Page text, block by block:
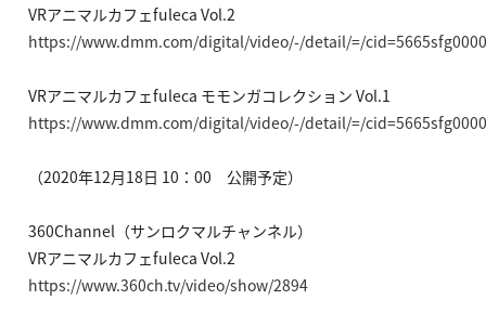
VRアニマルカフェfuleca Vol.2
https://www.dmm.com/digital/video/-/detail/=/
VRアニマルカフェfuleca モモンガコレクション Vol.1
https://www.dmm.com/digital/video/-/detail/=/
（2020年12月18日 10：00 公開予定）
360Channel（サンロクマルチャンネル）
VRアニマルカフェfuleca Vol.2
https://www.360ch.tv/video/show/2894